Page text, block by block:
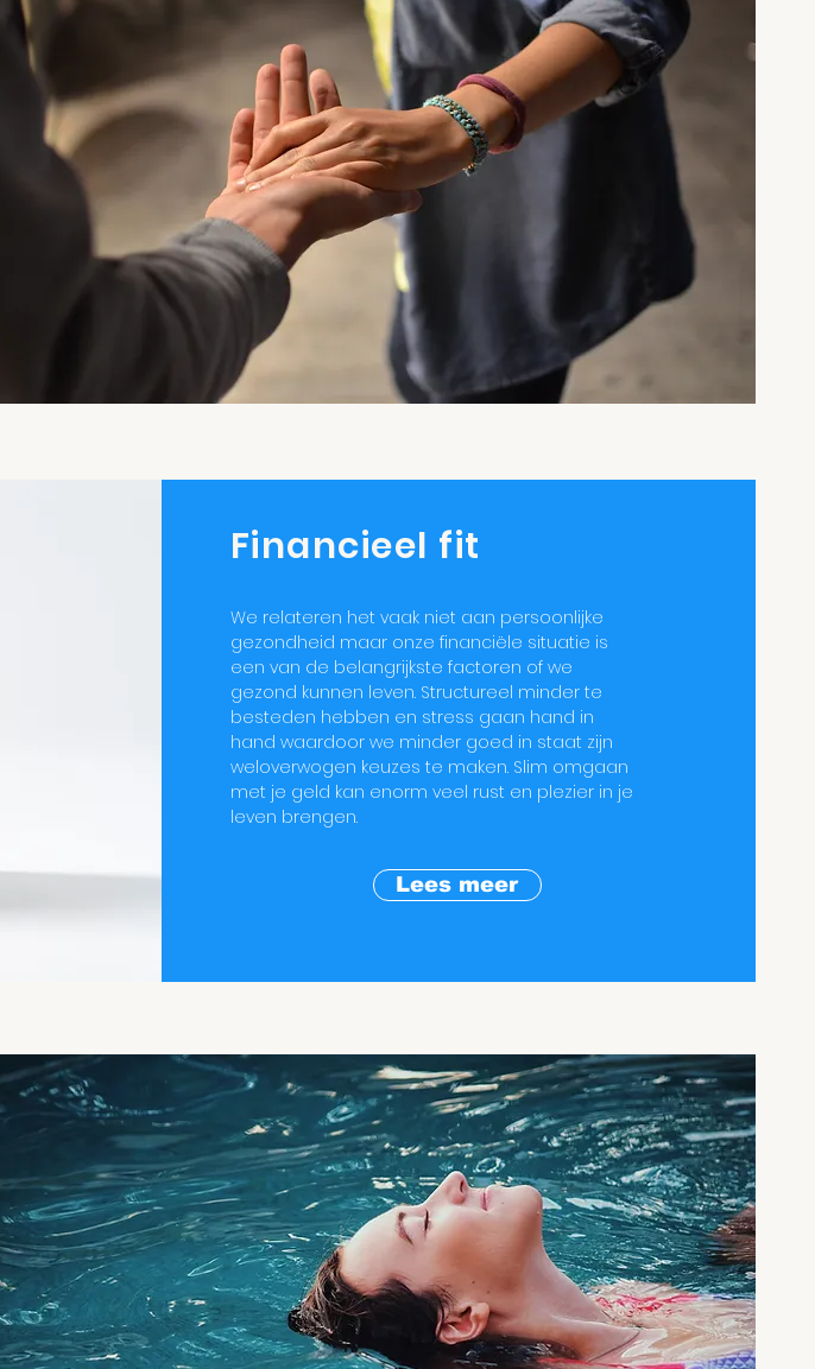
Financieel fit
We relateren het vaak niet aan persoonlijke
gezondheid maar onze financiële situatie is
een van de belangrijkste factoren of we
gezond kunnen leven. Structureel minder te
besteden hebben en stress gaan hand in
hand waardoor we minder goed in staat zijn
weloverwogen keuzes te maken. Slim omgaan
met je geld kan enorm veel rust en plezier in je
leven brengen.
Lees meer